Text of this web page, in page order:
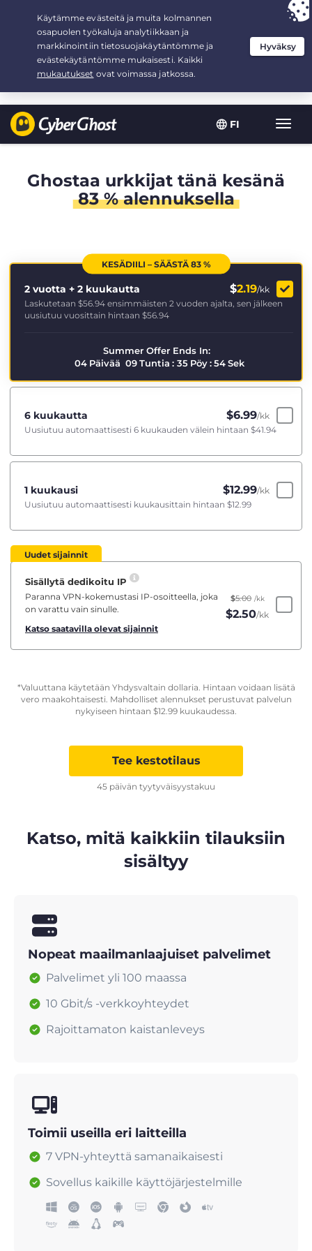
FI
Your choice:The Best Dealfor 2.1666666666667-years at $
/month
Ghostaa urkkijat tänä kesänä
83 % alennuksella
KESÄDIILI – SÄÄSTÄ 83 %
2 vuotta + 2 kuukautta $2.19/kk
Laskutetaan $56.94 ensimmäisten 2 vuoden ajalta, sen jälkeen
uusiutuu vuosittain hintaan $56.94
Summer Offer Ends In:
04 Päivää 09Tuntia : 35 Pöy: 53Sek
6 kuukautta $6.99/kk
Uusiutuu automaattisesti 6 kuukauden välein hintaan $41.94
1 kuukausi $12.99/kk
Uusiutuu automaattisesti kuukausittain hintaan $12.99
Uudet sijainnit
Sisällytä dedikoitu IP
Paranna VPN-kokemustasi IP-osoitteella, joka
on varattu vain sinulle.
Katso saatavilla olevat sijainnit
$5.00 /kk
$2.50/kk
*Valuuttana käytetään Yhdysvaltain dollaria. Hintaan voidaan lisätä
vero maakohtaisesti. Mahdolliset alennukset perustuvat palvelun
nykyiseen hintaan $12.99 kuukaudessa.
Tee kestotilaus
45 päivän tyytyväisyystakuu
Katso, mitä kaikkiin tilauksiin
sisältyy
Nopeat maailmanlaajuiset palvelimet
Palvelimet yli 100 maassa
10 Gbit/s -verkkoyhteydet
Rajoittamaton kaistanleveys
Toimii useilla eri laitteilla
7 VPN-yhteyttä samanaikaisesti
Sovellus kaikille käyttöjärjestelmille